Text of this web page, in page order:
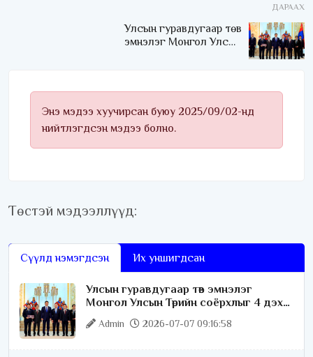
ДАРААХ
Улсын гуравдугаар төв
эмнэлэг Монгол Улсын
Энэ мэдээ хуучирсан буюу 2025/09/02-нд
нийтлэгдсэн мэдээ болно.
Төстэй мэдээллүүд:
Сүүлд нэмэгдсэн Их уншигдсан
Улсын гуравдугаар төв эмнэлэг
Монгол Улсын Төрийн соёрхлыг 4 дэх
удаагаа хүртлээ
Admin 2026-07-07 09:16:58